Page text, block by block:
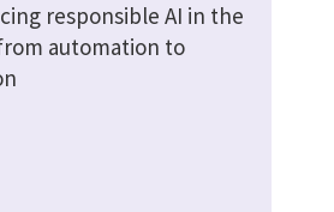
responsible AI in the
automation to